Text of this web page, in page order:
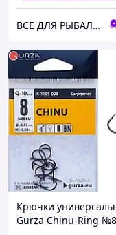
ВСЕ ДЛЯ РЫБАЛКИ
Крючки
Gurza Chinu-Ring №8